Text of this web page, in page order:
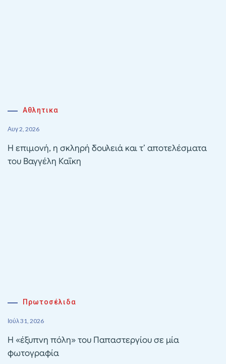
Αθλητικα
Αυγ 2, 2026
Η επιμονή, η σκληρή δουλειά και τ’ αποτελέσματα
του Βαγγέλη Καΐκη
Πρωτοσέλιδα
Ιούλ 31, 2026
Η «έξυπνη πόλη» του Παπαστεργίου σε μία
φωτογραφία